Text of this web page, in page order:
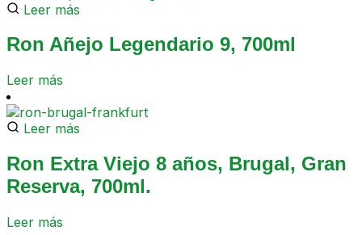
Leer más
Ron Añejo Legendario 9, 700ml
Leer más
Leer más
Ron Extra Viejo 8 años, Brugal, Gran
Reserva, 700ml.
Leer más